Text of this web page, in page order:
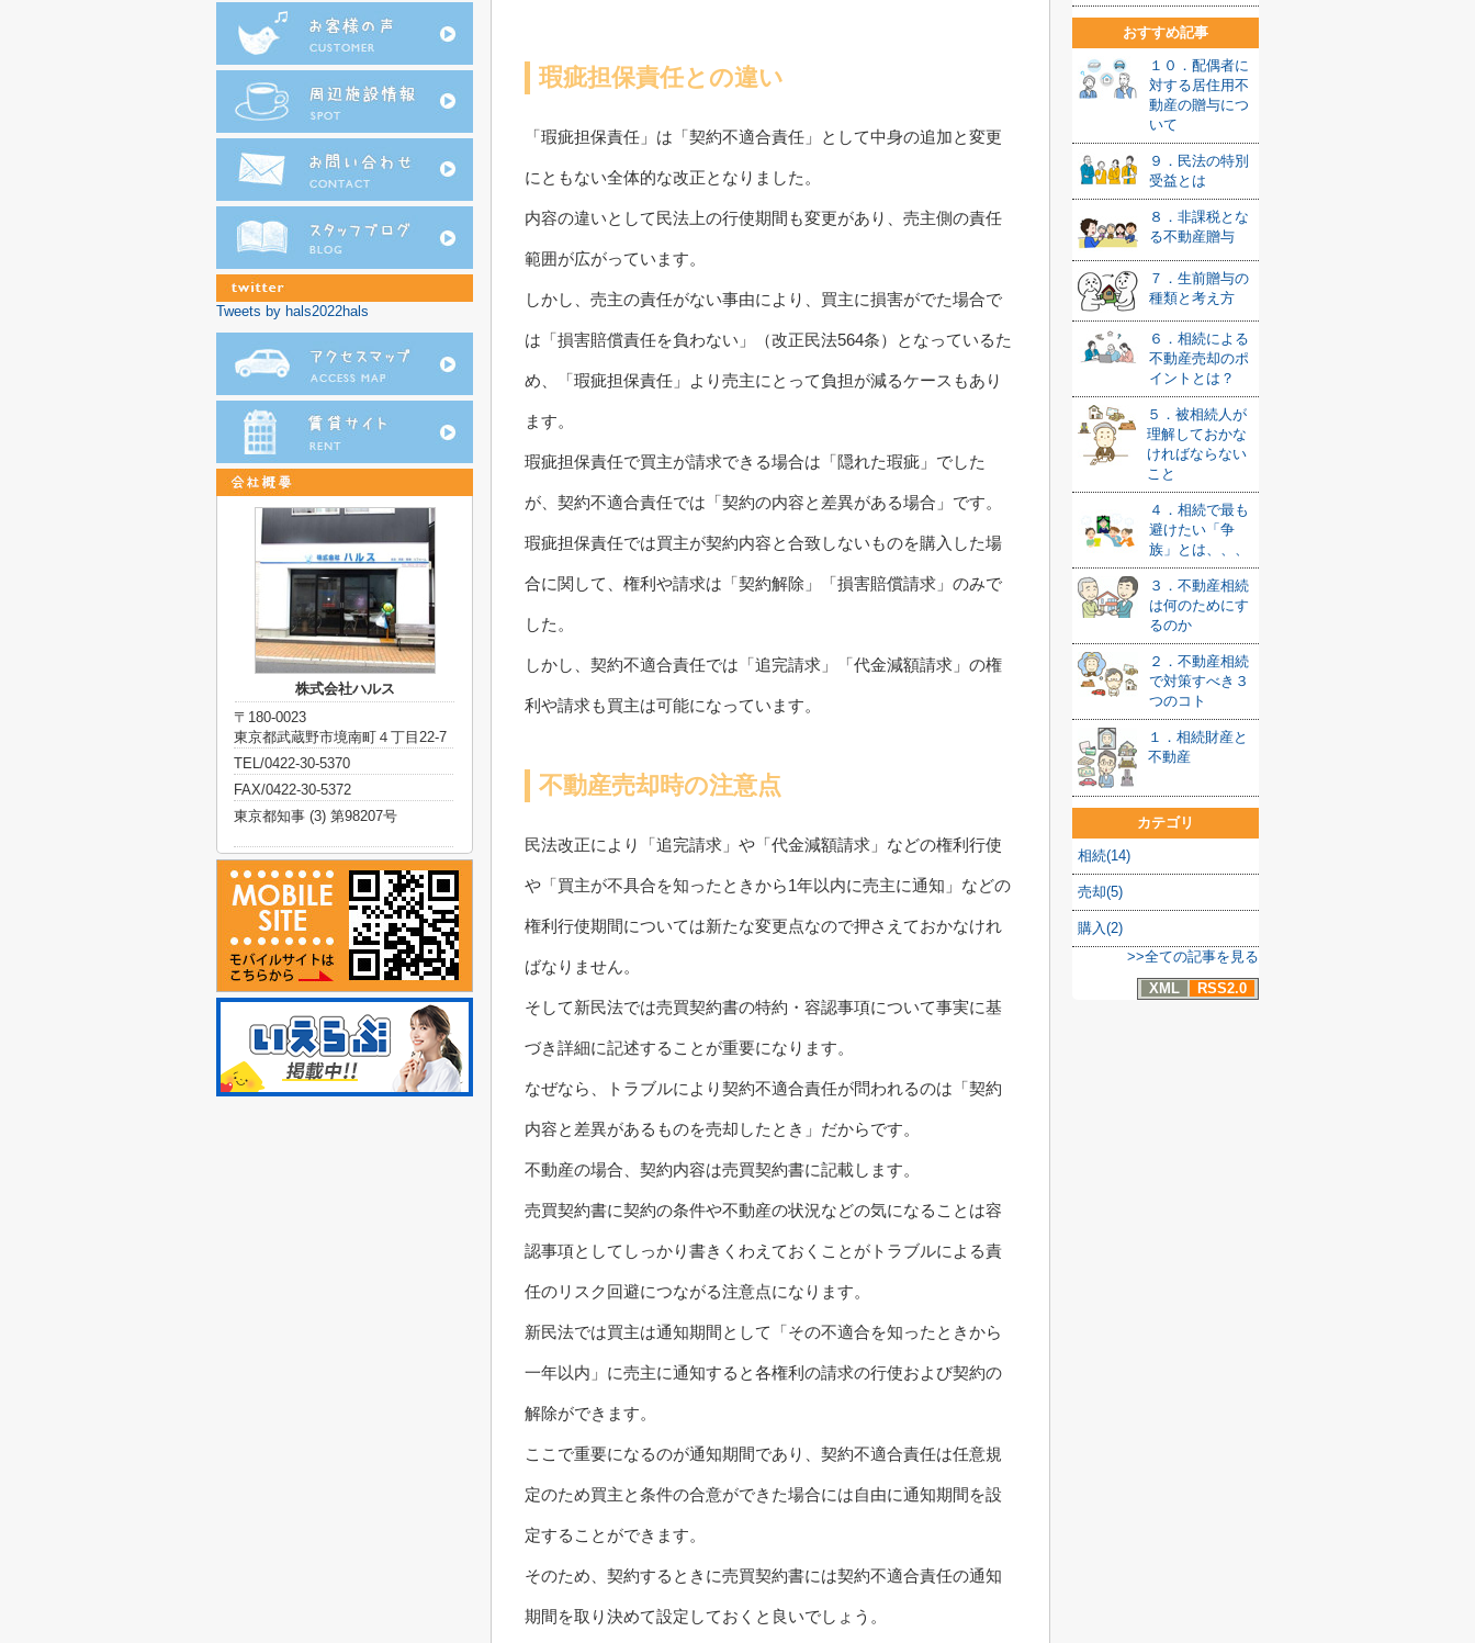
瑕疵担保責任との違い
「瑕疵担保責任」は「契約不適合責任」として中身の追加と変更
にともない全体的な改正となりました。
内容の違いとして民法上の行使期間も変更があり、売主側の責任
範囲が広がっています。
しかし、売主の責任がない事由により、買主に損害がでた場合で
は「損害賠償責任を負わない」（改正民法564条）となっているた
め、「瑕疵担保責任」より売主にとって負担が減るケースもあり
ます。
瑕疵担保責任で買主が請求できる場合は「隠れた瑕疵」でした
が、契約不適合責任では「契約の内容と差異がある場合」です。
瑕疵担保責任では買主が契約内容と合致しないものを購入した場
合に関して、権利や請求は「契約解除」「損害賠償請求」のみで
した。
しかし、契約不適合責任では「追完請求」「代金減額請求」の権
利や請求も買主は可能になっています。
不動産売却時の注意点
民法改正により「追完請求」や「代金減額請求」などの権利行使
や「買主が不具合を知ったときから1年以内に売主に通知」などの
権利行使期間については新たな変更点なので押さえておかなけれ
ばなりません。
そして新民法では売買契約書の特約・容認事項について事実に基
づき詳細に記述することが重要になります。
なぜなら、トラブルにより契約不適合責任が問われるのは「契約
内容と差異があるものを売却したとき」だからです。
不動産の場合、契約内容は売買契約書に記載します。
売買契約書に契約の条件や不動産の状況などの気になることは容
認事項としてしっかり書きくわえておくことがトラブルによる責
任のリスク回避につながる注意点になります。
新民法では買主は通知期間として「その不適合を知ったときから
一年以内」に売主に通知すると各権利の請求の行使および契約の
解除ができます。
ここで重要になるのが通知期間であり、契約不適合責任は任意規
定のため買主と条件の合意ができた場合には自由に通知期間を設
定することができます。
そのため、契約するときに売買契約書には契約不適合責任の通知
期間を取り決めて設定しておくと良いでしょう。
おすすめ記事
１０．配偶者に
対する居住用不
動産の贈与につ
いて
９．民法の特別
受益とは
８．非課税とな
る不動産贈与
７．生前贈与の
種類と考え方
６．相続による
不動産売却のポ
イントとは？
５．被相続人が
理解しておかな
ければならない
こと
４．相続で最も
避けたい「争
族」とは、、、
３．不動産相続
は何のためにす
るのか
２．不動産相続
で対策すべき３
つのコト
１．相続財産と
不動産
カテゴリ
相続(14)
売却(5)
購入(2)
>>全ての記事を見る
XML
RSS2.0
Tweets by hals2022hals
株式会社ハルス
〒180-0023
東京都武蔵野市境南町４丁目22-7
TEL/0422-30-5370
FAX/0422-30-5372
東京都知事 (3) 第98207号